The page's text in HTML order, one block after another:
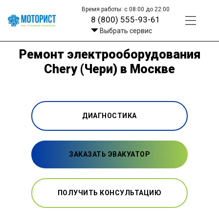
Время работы: с 08:00 до 22:00
8 (800) 555-93-61
Выбрать сервис
Ремонт электрооборудования
Chery (Чери) в Москве
ДИАГНОСТИКА
ЗАКАЗАТЬ ЭВАКУАТОР
ПОЛУЧИТЬ КОНСУЛЬТАЦИЮ